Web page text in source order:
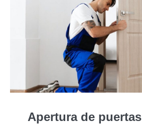
Apertura de puertas